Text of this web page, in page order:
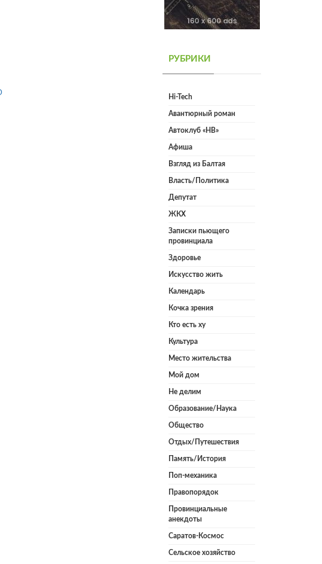
РУБРИКИ
Hi-Tech
Авантюрный роман
Автоклуб «НВ»
Афиша
Взгляд из Балтая
Власть/Политика
Депутат
ЖКХ
Записки пьющего
провинциала
Здоровье
Искусство жить
Календарь
Кочка зрения
Кто есть ху
Культура
Место жительства
Мой дом
Не делим
Образование/Наука
Общество
Отдых/Путешествия
Память/История
Поп-механика
Правопорядок
Провинциальные
анекдоты
Саратов-Космос
Сельское хозяйство